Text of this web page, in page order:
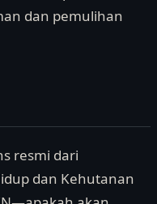
dan pemulihan
resmi dari
dan Kehutanan